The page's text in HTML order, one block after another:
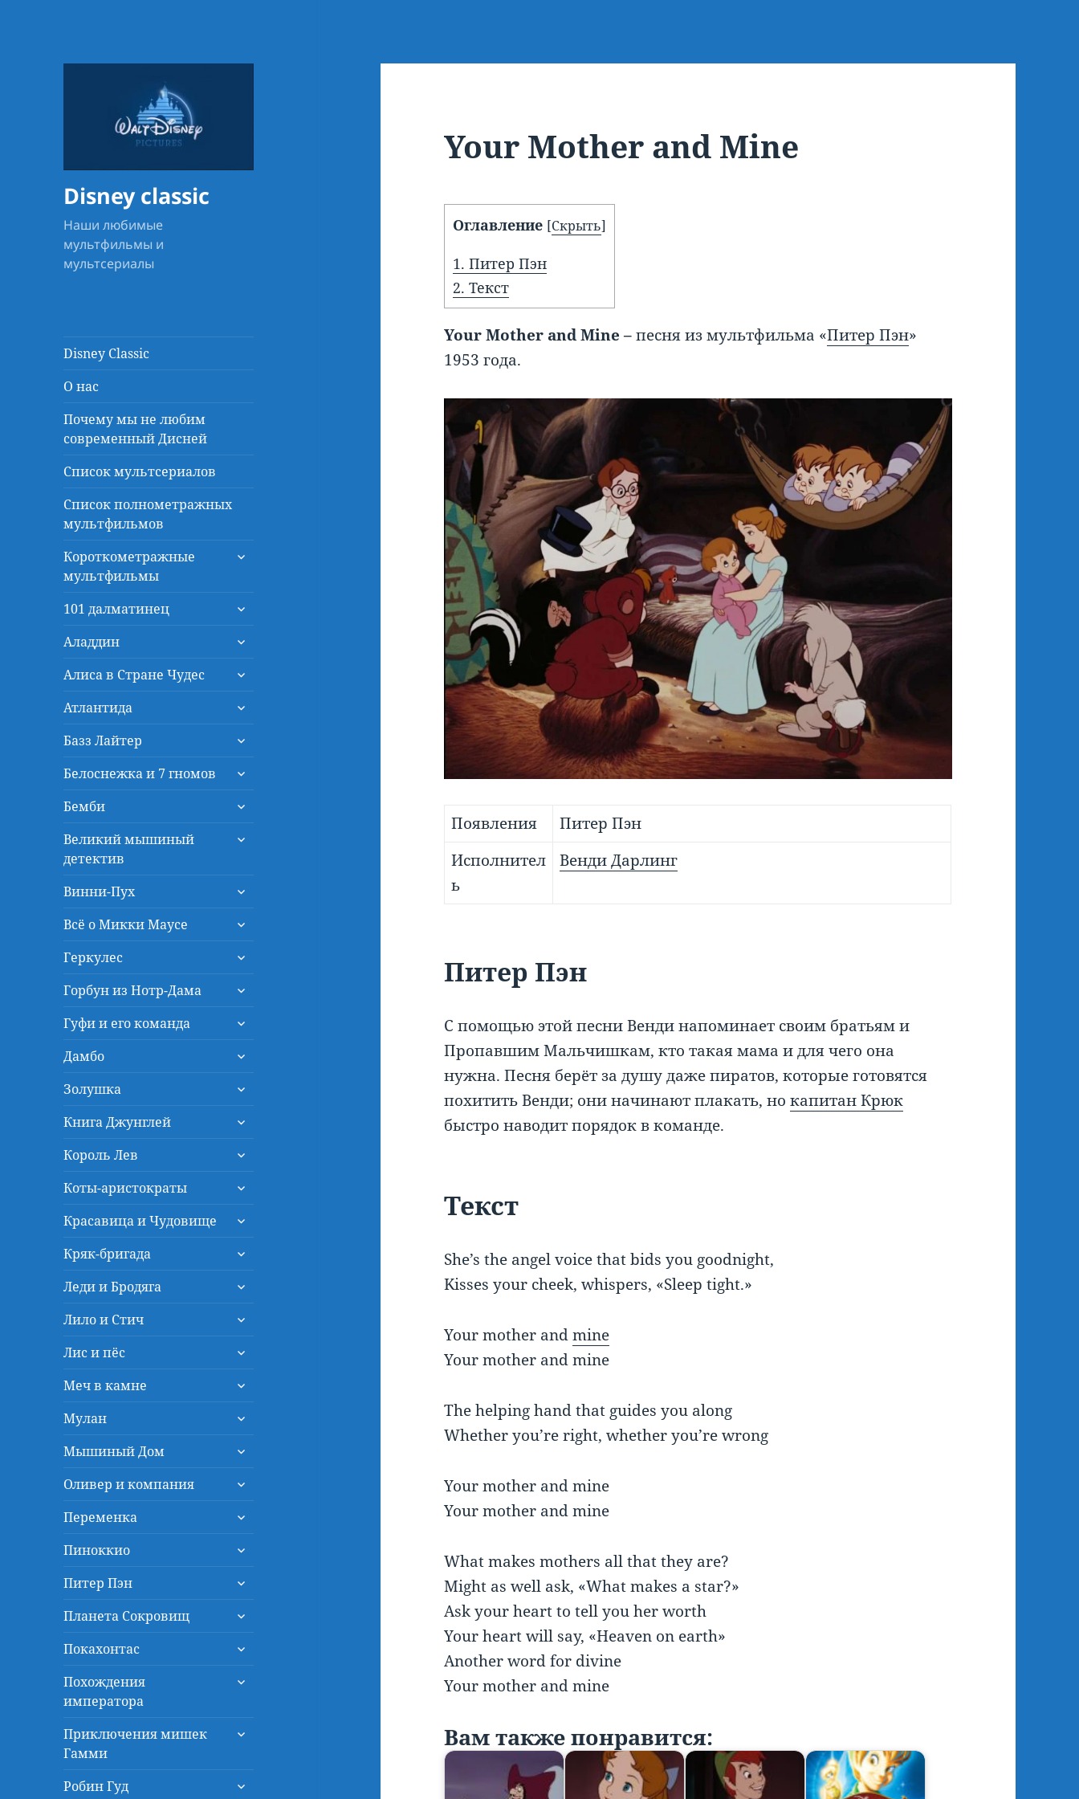
Disney classic
Наши любимые
мультфильмы и
мультсериалы
Disney Classic
О нас
Почему мы не любим
современный Дисней
Список мультсериалов
Список полнометражных
мультфильмов
Короткометражные
мультфильмы
раскрыть
101 далматинец
раскрыть
меню
Аладдин
раскрыть
меню
Алиса в Стране Чудес
раскрыть
меню
Атлантида
раскрыть
меню
Базз Лайтер
раскрыть
меню
Белоснежка и 7 гномов
раскрыть
меню
Бемби
раскрыть
меню
Великий мышиный
детектив
раскрыть
Винни-Пух
раскрыть
меню
Всё о Микки Маусе
раскрыть
меню
Геркулес
раскрыть
меню
Горбун из Нотр-Дама
раскрыть
меню
Гуфи и его команда
раскрыть
меню
Дамбо
раскрыть
меню
Золушка
раскрыть
меню
Книга Джунглей
раскрыть
меню
Король Лев
раскрыть
меню
Коты-аристократы
раскрыть
меню
Красавица и Чудовище
раскрыть
меню
Кряк-бригада
раскрыть
меню
Леди и Бродяга
раскрыть
меню
Лило и Стич
раскрыть
меню
Лис и пёс
раскрыть
меню
Меч в камне
раскрыть
меню
Мулан
раскрыть
меню
Мышиный Дом
раскрыть
меню
Оливер и компания
раскрыть
меню
Переменка
раскрыть
меню
Пиноккио
раскрыть
меню
Питер Пэн
раскрыть
меню
Планета Сокровищ
раскрыть
меню
Покахонтас
раскрыть
меню
Похождения
императора
раскрыть
Приключения мишек
Гамми
раскрыть
Робин Гуд
раскрыть
Your Mother and Mine
Оглавление [Скрыть]
1. Питер Пэн
2. Текст
YourMother andMine –песня из мультфильма «Питер Пэн»
1953 года.
Появления
Питер Пэн
Исполнител
ь
Венди Дарлинг
Питер Пэн
С помощью этой песни Венди напоминает своим братьям и
Пропавшим Мальчишкам, кто такая мама и для чего она
нужна. Песня берёт за душу даже пиратов, которые готовятся
похитить Венди; они начинают плакать, нокапитан Крюк
быстро наводит порядок в команде.
Текст
She’s the angel voice that bids you goodnight,
Kisses your cheek, whispers, «Sleep tight.»
Your mother andmine
Your mother and mine
The helping hand that guides you along
Whether you’re right, whether you’re wrong
Your mother and mine
Your mother and mine
What makes mothers all that they are?
Might as well ask, «What makes a star?»
Ask your heart to tell you her worth
Your heart will say, «Heaven on earth»
Another word for divine
Your mother and mine
Вам также понравится: